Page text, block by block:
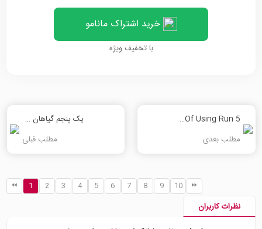
خرید اشتراک مانامو
با تخفیف ویژه
5 Ways Of Using Run
مطلب بعدی
یک پنجم گیاهان جهان در معرض خطر هستند
مطلب قبلی
1 2 3 4 5 6 7 8 9 10
نظرات کاربران